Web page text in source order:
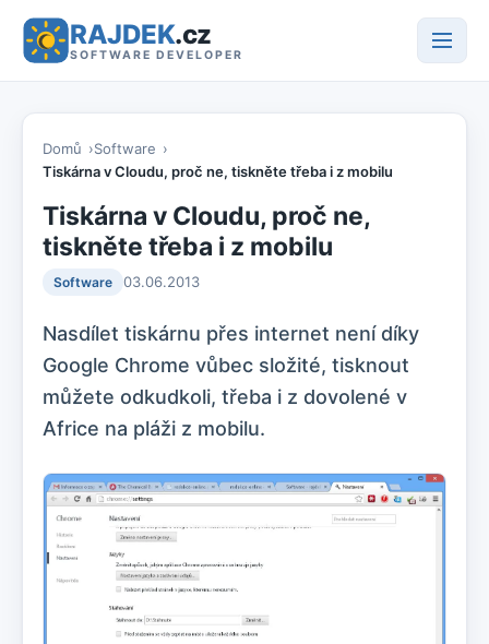
RAJDEK.cz
SOFTWARE DEVELOPER
Domů
Software
Tiskárna v Cloudu, proč ne, tiskněte třeba i z mobilu
Tiskárna v Cloudu, proč ne,
tiskněte třeba i z mobilu
Software 03.06.2013
Nasdílet tiskárnu přes internet není díky
Google Chrome vůbec složité, tisknout
můžete odkudkoli, třeba i z dovolené v
Africe na pláži z mobilu.